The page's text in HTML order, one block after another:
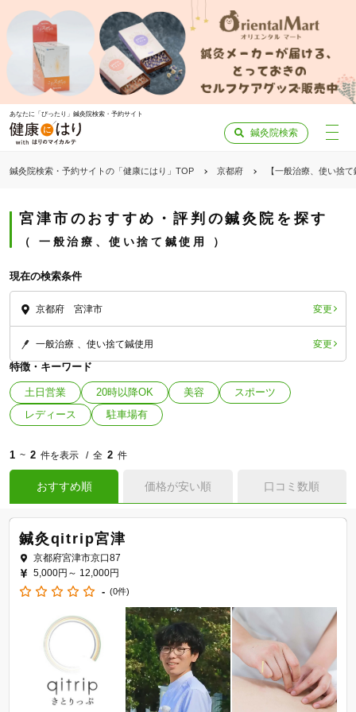
あなたに「ぴったり」鍼灸院検索・予約サイト
鍼灸院検索
鍼灸院検索・予約サイトの「健康にはり」TOP 京都府 【一般治療、使い捨
宮津市のおすすめ・評判の鍼灸院を探す
一般治療、使い捨て鍼使用
現在の検索条件
京都府 宮津市 変更
一般治療 使い捨て鍼使用 変更
特徴・キーワード
土日営業 20時以降OK 美容
スポーツ
レディース
駐車場有
1 ~ 2 件を表示 全 2 件
おすすめ順 価格が安い順 口コミ数順
鍼灸qitrip宮津
京都府宮津市京口87
5,000円～ 12,000円
- (0件)
「健康にはりを見た」